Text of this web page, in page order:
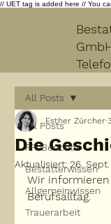
// UET tag is added here // You
All Posts
PR-Berichte
Bestatterwissen
Allgemeinwissen
Trauerarbeit
All Posts
Die
Esther Zürcher
Aktualisiert:26.
Wir
Berufsalltag.